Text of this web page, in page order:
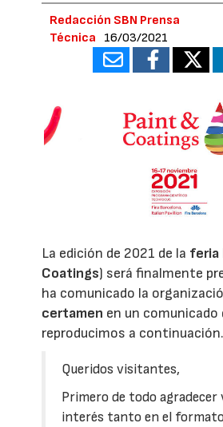
Redacción SBN Prensa
Técnica
16/03/2021
La edición de 2021 de la feria
Coatings) será finalmente
ha comunicado la
certamen en un comunicado
reproducimos a continuación.
Queridos visitantes,
Primero de todo
interés tanto en el